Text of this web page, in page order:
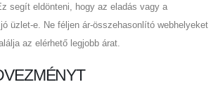
segít eldönteni, hogy az eladás vagy a
üzlet-e. Ne féljen ár-összehasonlító webhelyeket
az elérhető legjobb árat.